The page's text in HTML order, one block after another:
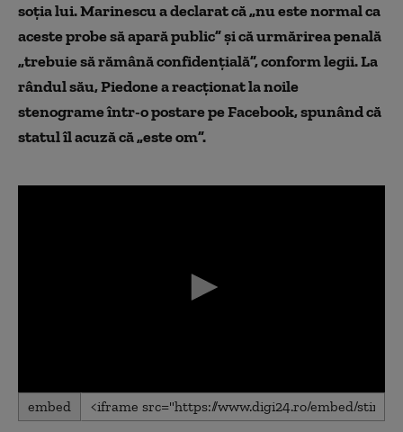
soția lui. Marinescu a declarat că „nu este normal ca
aceste probe să apară public” și că urmărirea penală
„trebuie să rămână confidențială”, conform legii. La
rândul său, Piedone a reacționat la noile
stenograme într-o postare pe Facebook, spunând că
statul îl acuză că „este om”.
0
seconds
embed